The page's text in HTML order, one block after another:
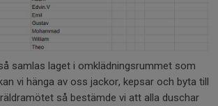
samlas laget i omklädningsrummet som
vi hänga av oss jackor, kepsar och byta till
så bestämde vi att alla duschar